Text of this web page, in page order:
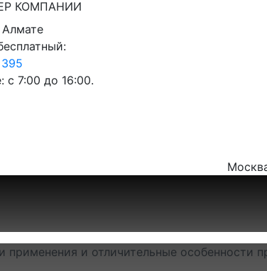
КОМПАНИИ
с 7:00 до 16:00.
применения и отличительные особенности